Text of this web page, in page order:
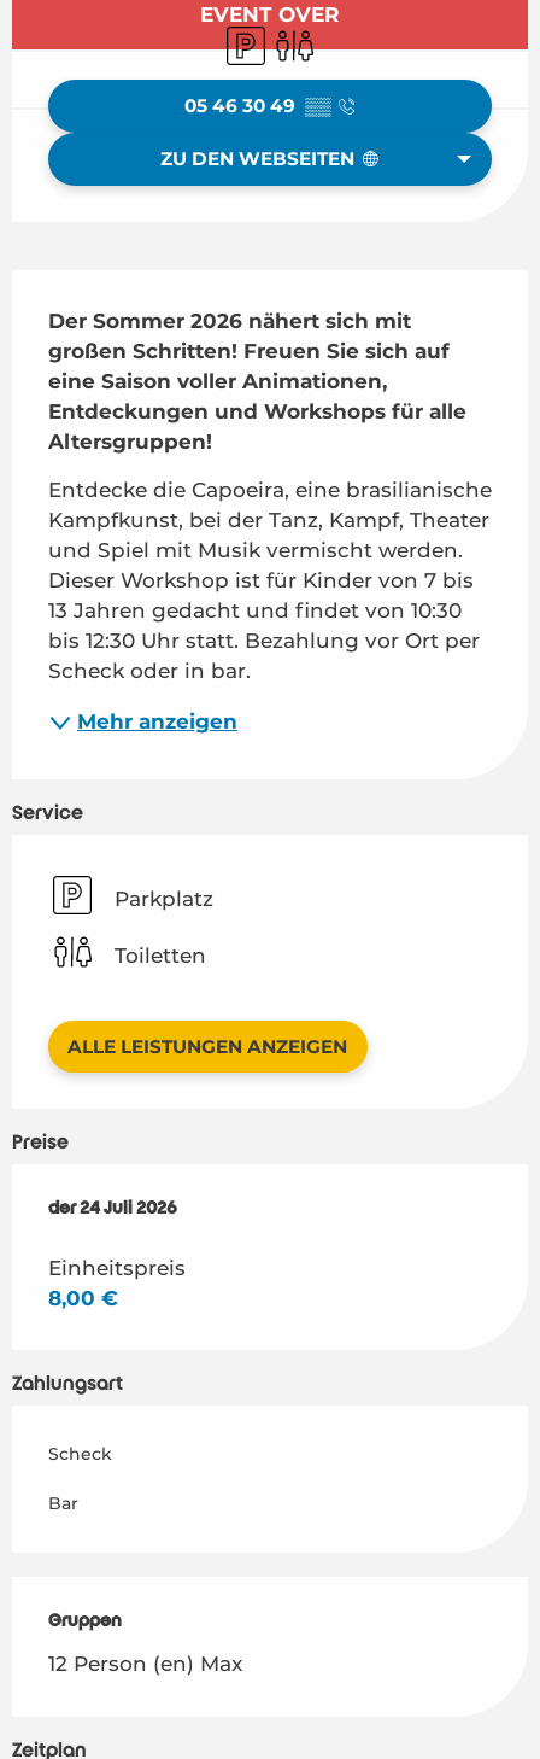
EVENT OVER
ParkplatzToiletten
05 46 30 49 ▒▒
ZU DEN WEBSEITEN
Der Sommer 2026 nähert sich mit
großen Schritten! Freuen Sie sich auf
eine Saison voller Animationen,
Entdeckungen und Workshops für alle
Altersgruppen!
Entdecke die Capoeira, eine brasilianische
Kampfkunst, bei der Tanz, Kampf, Theater
und Spiel mit Musik vermischt werden.
Dieser Workshop ist für Kinder von 7 bis
13 Jahren gedacht und findet von 10:30
bis 12:30 Uhr statt. Bezahlung vor Ort per
Scheck oder in bar.
Mehr anzeigen
Service
Parkplatz
Toiletten
ALLE LEISTUNGEN ANZEIGEN
Preise
der24 Juli 2026
der24 Juli 2026
Einheitspreis
8,00 €
Zahlungsart
Scheck
Bar
Gruppen
Gruppen
12 Person (en) Max
Zeitplan